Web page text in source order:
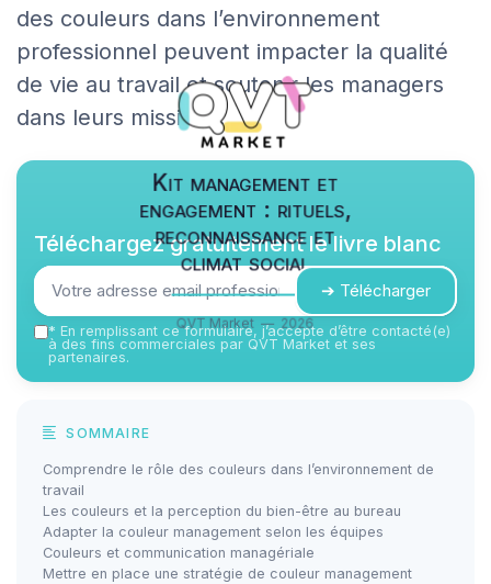
des couleurs dans l’environnement
professionnel peuvent impacter la qualité
de vie au travail et soutenir les managers
dans leurs missions.
Kit management et
engagement : rituels,
reconnaissance et
climat social
QVT Market — 2026
Téléchargez gratuitement le livre blanc
➔ Télécharger
* En remplissant ce formulaire, j’accepte d’être contacté(e)
à des fins commerciales par QVT Market et ses
partenaires.
SOMMAIRE
Comprendre le rôle des couleurs dans l’environnement de
travail
Les couleurs et la perception du bien-être au bureau
Adapter la couleur management selon les équipes
Couleurs et communication managériale
Mettre en place une stratégie de couleur management